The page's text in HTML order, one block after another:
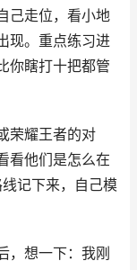
己走位，看小地
现。重点练习进
你瞎打十把都管
荣耀王者的对
看他们是怎么在
记下来，自己模
，想一下：我刚